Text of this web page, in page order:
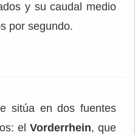
y su caudal medio
por segundo.
sitúa en dos fuentes
el Vorderrhein, que